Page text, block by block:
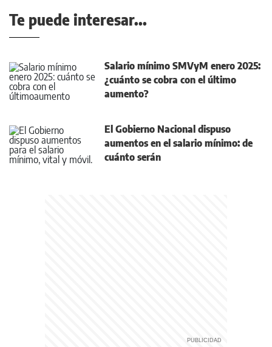
Te puede interesar...
Salario mínimo SMVyM enero 2025:
¿cuánto se cobra con el último
aumento?
El Gobierno Nacional dispuso
aumentos en el salario mínimo: de
cuánto serán